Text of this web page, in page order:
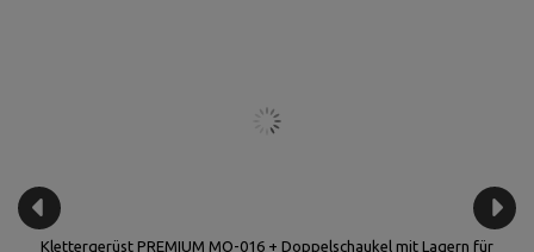
Klettergerüst PREMIUM MO-016 + Doppelschaukel mit Lagern für